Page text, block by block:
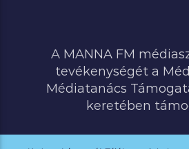
A MANNA FM
tevékenységét a
Médiatanács
keretében